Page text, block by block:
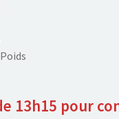
13h15 pour